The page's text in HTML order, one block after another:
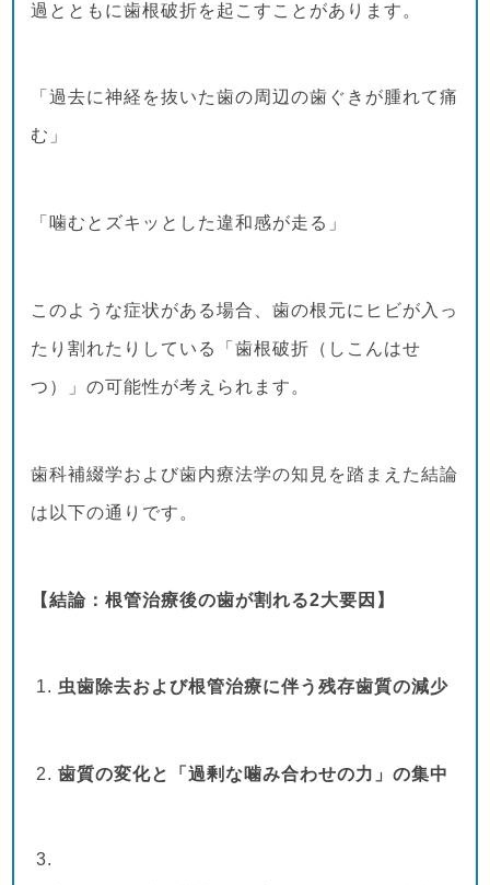
過とともに歯根破折を起こすことがあります。
「過去に神経を抜いた歯の周辺の歯ぐきが腫れて痛
む」
「噛むとズキッとした違和感が走る」
このような症状がある場合、歯の根元にヒビが入っ
たり割れたりしている「歯根破折（しこんはせ
つ）」の可能性が考えられます。
歯科補綴学および歯内療法学の知見を踏まえた結論
は以下の通りです。
【結論：根管治療後の歯が割れる2大要因】
虫歯除去および根管治療に伴う残存歯質の減少
歯質の変化と「過剰な噛み合わせの力」の集中